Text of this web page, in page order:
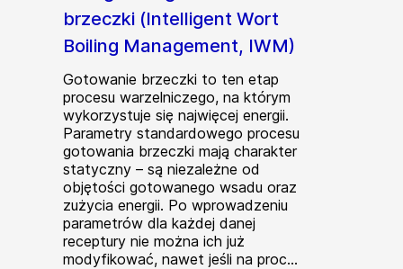
brzeczki (Intelligent Wort
Boiling Management, IWM)
Gotowanie brzeczki to ten etap
procesu warzelniczego, na którym
wykorzystuje się najwięcej energii.
Parametry standardowego procesu
gotowania brzeczki mają charakter
statyczny – są niezależne od
objętości gotowanego wsadu oraz
zużycia energii. Po wprowadzeniu
parametrów dla każdej danej
receptury nie można ich już
modyfikować, nawet jeśli na proc...